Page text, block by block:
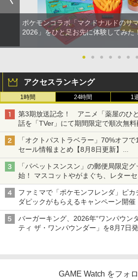
ポケモンコラボ「マクドナルドのサ
2026」をひと足お先に体験してみた
● ● ● ● ● ● ●
アクセスランキング
1時間 24時間 1
第3期放送記念！ アニメ「薬屋のひ
話を「TVer」にて期間限定で順次無
「オクトパストラベラー」70%オフ
セール情報まとめ【8月8日更新】
ニンテンドーeショップでは「大神 絶
「パペットスンスン」の郵便局限定
始！ マスコットやがまぐち、レター
ファミマで「ポケモンフレンダ」ピ
ダピックがもらえるキャンペーン開催
バーガーキング、2026年“ワンパウン
ティ ザ・ワンパウンダー」を8月7日
GAME Watch をフォ